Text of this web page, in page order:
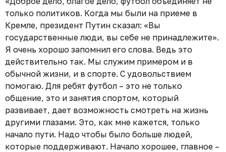
только политиков. Когда мы были на приеме в
Кремле, президент Путин сказал: «Вы
государственные люди, вы себе не принадлежите».
Я очень хорошо запомнил его слова. Ведь это
действительно так. Мы служим примером и в
обычной жизни, и в спорте. С удовольствием
помогаю. Для ребят футбол – это не только
общение, это и занятия спортом, который
развивает, дает возможность смотреть на жизнь
другими глазами. Это, как мне кажется, только
начало пути. Надо чтобы было больше людей,
которые поддерживают. Начало хорошее, главное –